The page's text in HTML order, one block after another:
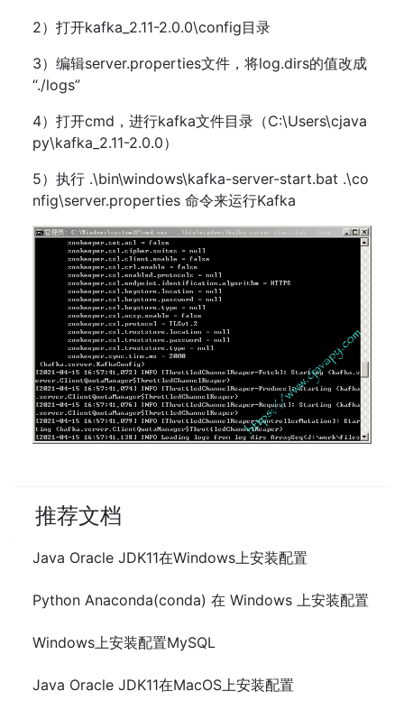
2）打开kafka_2.11-2.0.0\config目录
3）编辑server.properties文件，将log.dirs的值改成
“./logs”
4）打开cmd，进行kafka文件目录（C:\Users\cjava
py\kafka_2.11-2.0.0）
5）执行 .\bin\windows\kafka-server-start.bat .\co
nfig\server.properties 命令来运行Kafka
推荐文档
Java Oracle JDK11在Windows上安装配置
Python Anaconda(conda) 在 Windows 上安装配置
Windows上安装配置MySQL
Java Oracle JDK11在MacOS上安装配置